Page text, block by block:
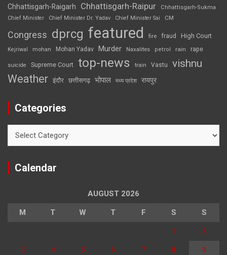
Chhattisgarh-Raigarh Chhattisgarh-Raipur
Chhattisgarh-Sukma
Chief Minister
Chief Minister Dr. Yadav Chief Minister Sai CM
Congress dprcg featured fire fraud High Court
Kejriwal mohan Mohan Yadav Murder Naxalites petrol rain rape
suicide Supreme Court top-news train Vastu vishnu
Weather इंदौर छत्तीसगढ़ भोपाल मध्य प्रदेश रायपुर
Categories
Calendar
AUGUST 2026
M T W T F S S
1 2
3 4 5 6 7 8 9